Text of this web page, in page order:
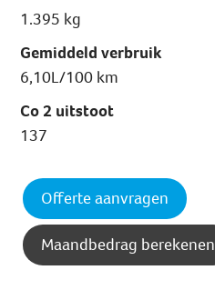
1.395 kg
Gemiddeld verbruik
6,10L/100 km
Co 2 uitstoot
137
Offerte aanvragen
Maandbedrag berekenen